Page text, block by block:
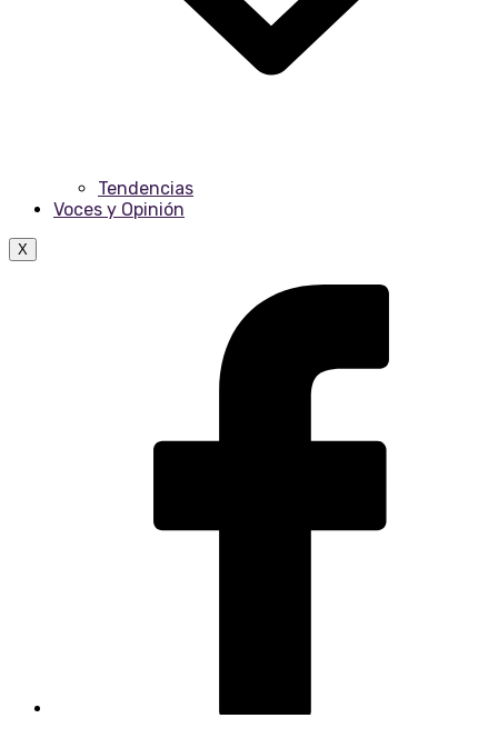
Tendencias
Voces y Opinión
X